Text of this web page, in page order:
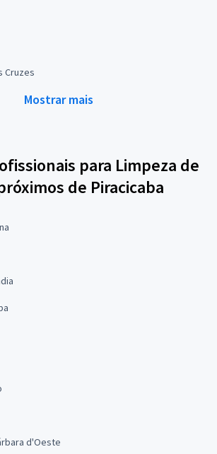
Cruzes
Mostrar mais
para Limpeza de
de Piracicaba
d'Oeste